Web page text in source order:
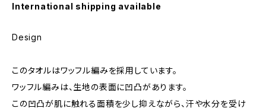
International shipping available
Design
このタオルはワッフル編みを採用しています。
ワッフル編みは、生地の表面に凹凸があります。
この凹凸が肌に触れる面積を少し抑えながら、汗や水分を受け